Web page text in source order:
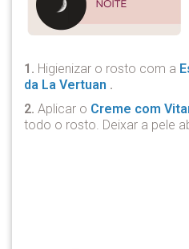
1. Higienizar o rosto com a
da La Vertuan .
2. Aplicar o Creme com
todo o rosto. Deixar a pele